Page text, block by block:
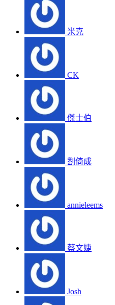
米克
CK
傑士伯
劉倚成
annieleems
蔡文婕
Josh